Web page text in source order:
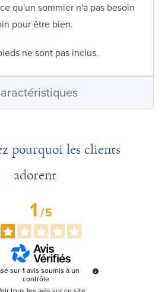
qu'un sommier n'a pas besoin
pour être bien.
ne sont pas inclus.
pourquoi les clients
adorent
1/5
sur1avis soumis à un
contrôle